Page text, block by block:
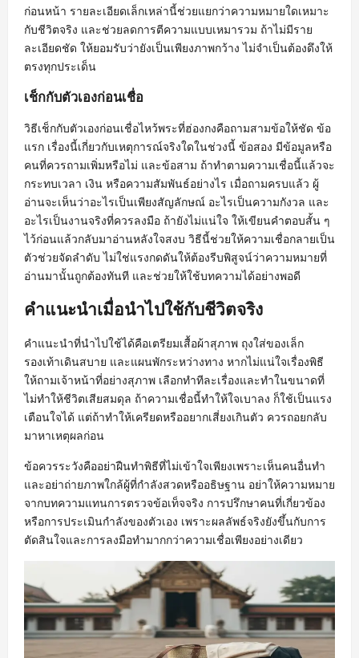
ก่อนหน้า รายละเอียดเล็กเหล่านี้ช่วยแยกว่าความหมายใดเหมาะ
กับชีวิตจริง และช่วยลดการตีความแบบเหมารวม ถ้าไม่มีราย
ละเอียดชัด ให้ยอมรับว่ายังเป็นเพียงภาพกว้าง ไม่จำเป็นต้องดึงให้
ตรงทุกประเด็น
เช็กกับตัวเองก่อนเชื่อ
วิธีเช็กกับตัวเองก่อนเชื่อไหว้พระที่ฮ่องกงคือถามสามข้อให้ชัด ข้อ
แรก เรื่องนี้เกี่ยวกับเหตุการณ์จริงใดในช่วงนี้ ข้อสอง มีข้อมูลหรือ
คนที่ควรถามเพิ่มหรือไม่ และข้อสาม ถ้าทำตามความเชื่อนี้แล้วจะ
กระทบเวลา เงิน หรือความสัมพันธ์อย่างไร เมื่อถามครบแล้ว ผู้
อ่านจะเห็นว่าอะไรเป็นเพียงสัญลักษณ์ อะไรเป็นความกังวล และ
อะไรเป็นงานจริงที่ควรลงมือ ถ้ายังไม่แน่ใจ ให้เขียนคำตอบสั้น ๆ
ไว้ก่อนแล้วกลับมาอ่านหลังใจสงบ วิธีนี้ช่วยให้ความเชื่อกลายเป็น
ตัวช่วยจัดลำดับ ไม่ใช่แรงกดดันให้ต้องรีบพิสูจน์ว่าความหมายที่
อ่านมานั้นถูกต้องทันที และช่วยให้ใช้บทความได้อย่างพอดี
คำแนะนำเมื่อนำไปใช้กับชีวิตจริง
คำแนะนำที่นำไปใช้ได้คือเตรียมเสื้อผ้าสุภาพ ถุงใส่ของเล็ก
รองเท้าเดินสบาย และแผนพักระหว่างทาง หากไม่แน่ใจเรื่องพิธี
ให้ถามเจ้าหน้าที่อย่างสุภาพ เลือกทำทีละเรื่องและทำในขนาดที่
ไม่ทำให้ชีวิตเสียสมดุล ถ้าความเชื่อนี้ทำให้ใจเบาลง ก็ใช้เป็นแรง
เตือนใจได้ แต่ถ้าทำให้เครียดหรืออยากเสี่ยงเกินตัว ควรถอยกลับ
มาหาเหตุผลก่อน
ข้อควรระวังคืออย่าฝืนทำพิธีที่ไม่เข้าใจเพียงเพราะเห็นคนอื่นทำ
และอย่าถ่ายภาพใกล้ผู้ที่กำลังสวดหรืออธิษฐาน อย่าให้ความหมาย
จากบทความแทนการตรวจข้อเท็จจริง การปรึกษาคนที่เกี่ยวข้อง
หรือการประเมินกำลังของตัวเอง เพราะผลลัพธ์จริงยังขึ้นกับการ
ตัดสินใจและการลงมือทำมากกว่าความเชื่อเพียงอย่างเดียว